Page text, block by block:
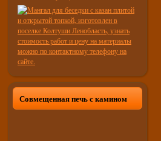
Совмещенная печь с камином